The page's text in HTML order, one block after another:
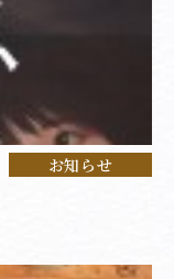
お知らせ